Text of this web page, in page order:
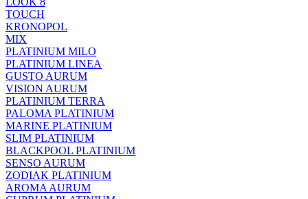
TOUCH
KRONOPOL
MIX
PLATINIUM MILO
PLATINIUM LINEA
GUSTO AURUM
VISION AURUM
PLATINIUM TERRA
PALOMA PLATINIUM
MARINE PLATINIUM
SLIM PLATINIUM
BLACKPOOL PLATINIUM
SENSO AURUM
ZODIAK PLATINIUM
AROMA AURUM